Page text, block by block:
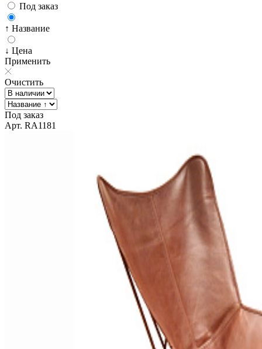
Под заказ
↑ Название
↓ Цена
Применить
Очистить
Под заказ
Арт. RA1181